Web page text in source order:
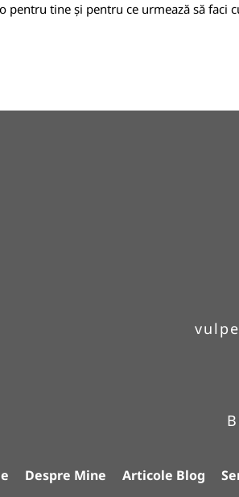
tine și pentru ce urmează să faci
Despre Mine Articole Blog